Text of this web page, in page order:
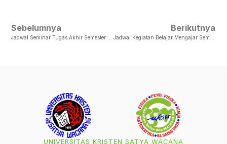
Sebelumnya Berikutnya
UNIVERSITAS KRISTEN SATYA WACANA